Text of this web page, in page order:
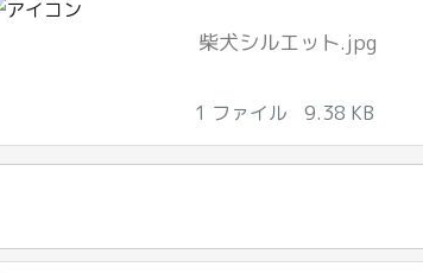
柴犬シルエット.jpg
1 ファイル 9.38 KB